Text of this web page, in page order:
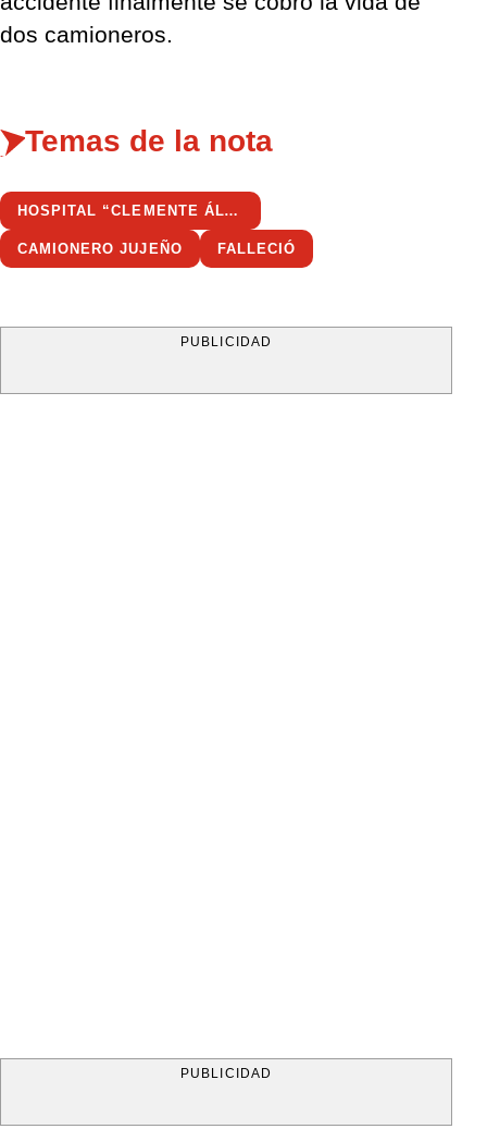
dos camioneros.
Temas de la nota
HOSPITAL “CLEMENTE ÁLVAREZ” DE ROSARIO
CAMIONERO JUJEÑO FALLECIÓ
PUBLICIDAD
PUBLICIDAD